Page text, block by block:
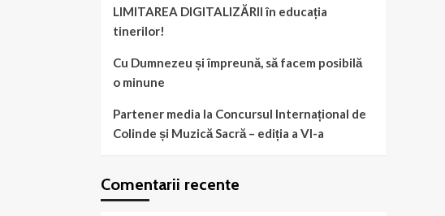
LIMITAREA DIGITALIZĂRII în educația
tinerilor!
Cu Dumnezeu și împreună, să facem posibilă
o minune
Partener media la Concursul Internațional de
Colinde și Muzică Sacră – ediția a VI-a
Comentarii recente